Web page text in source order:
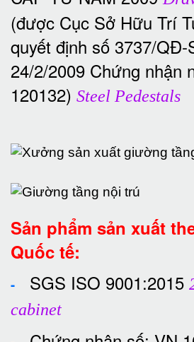
(được Cục Sở Hữu Trí
quyết định số 3737/QĐ-
24/2/2009 Chứng nhận
120132) Steel Pedestals
Sản phẩm sản xuất
Quốc tế:
- SGS ISO 9001:2015
cabinet